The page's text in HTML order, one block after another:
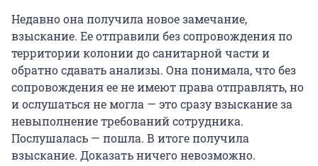
Недавно она получила новое замечание,
взыскание. Ее отправили без сопровождения по
территории колонии до санитарной части и
обратно сдавать анализы. Она понимала, что без
сопровождения ее не имеют права отправлять, но
и ослушаться не могла — это сразу взыскание за
невыполнение требований сотрудника.
Послушалась — пошла. В итоге получила
взыскание. Доказать ничего невозможно.